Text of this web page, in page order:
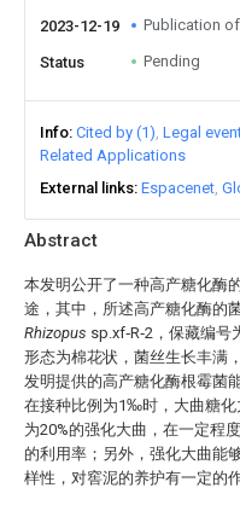
Abstract
本发明公开了一种高产糖化酶
途，其中，所述高产糖化酶的
Rhizopus sp.xf‑R‑2，保藏编号
形态为棉花状，菌丝生长丰满
发明提供的高产糖化酶根霉菌
在接种比例为1‰时，大曲糖化
为20%的强化大曲，在一定程
的利用率；另外，强化大曲能
样性，对窖泥的养护有一定的作
2023-12-19 Publication
Status Pending
Info Cited by (1) Legal
Related Applications
External links Espacenet